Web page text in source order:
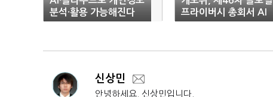
분석·활용 가능해진다
프라이버시 총회서 AI
이슈 논의
신상민
안녕하세요. 신상민입니다.